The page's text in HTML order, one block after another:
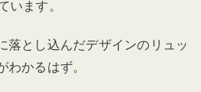
います。
落とし込んだデザインのリュッ
かるはず。